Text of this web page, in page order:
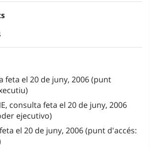
feta el 20 de juny, 2006 (punt
consulta feta el 20 de juny, 2006
ejecutivo)
el 20 de juny, 2006 (punt d'accés: